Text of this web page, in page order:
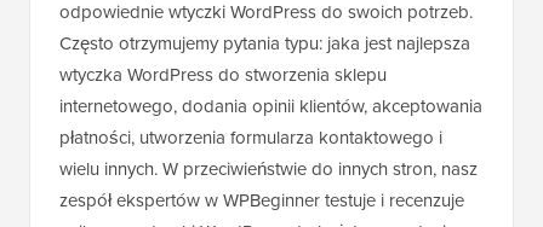
odpowiednie wtyczki WordPress do swoich potrzeb.
Często otrzymujemy pytania typu: jaka jest najlepsza
wtyczka WordPress do stworzenia sklepu
internetowego, dodania opinii klientów, akceptowania
płatności, utworzenia formularza kontaktowego i
wielu innych. W przeciwieństwie do innych stron, nasz
zespół ekspertów w WPBeginner testuje i recenzuje